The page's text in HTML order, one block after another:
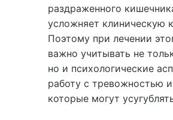
раздраженного
усложняет клиническую
Поэтому при лечении
важно учитывать не
но и психологические
работу с тревожностью
которые могут